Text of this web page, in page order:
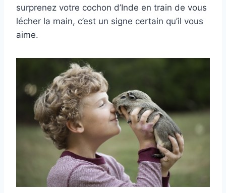
surprenez votre cochon d’Inde en train de vous
lécher la main, c’est un signe certain qu’il vous
aime.